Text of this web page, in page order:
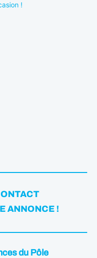
!
ANNONCE !
du Pôle